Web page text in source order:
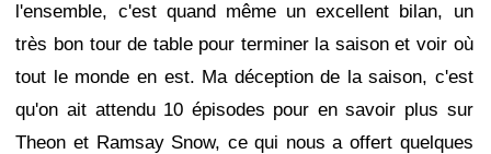
l'ensemble, c'est quand même un excellent bilan, un
très bon tour de table pour terminer la saison et voir où
tout le monde en est. Ma déception de la saison, c'est
qu'on ait attendu 10 épisodes pour en savoir plus sur
Theon et Ramsay Snow, ce qui nous a offert quelques